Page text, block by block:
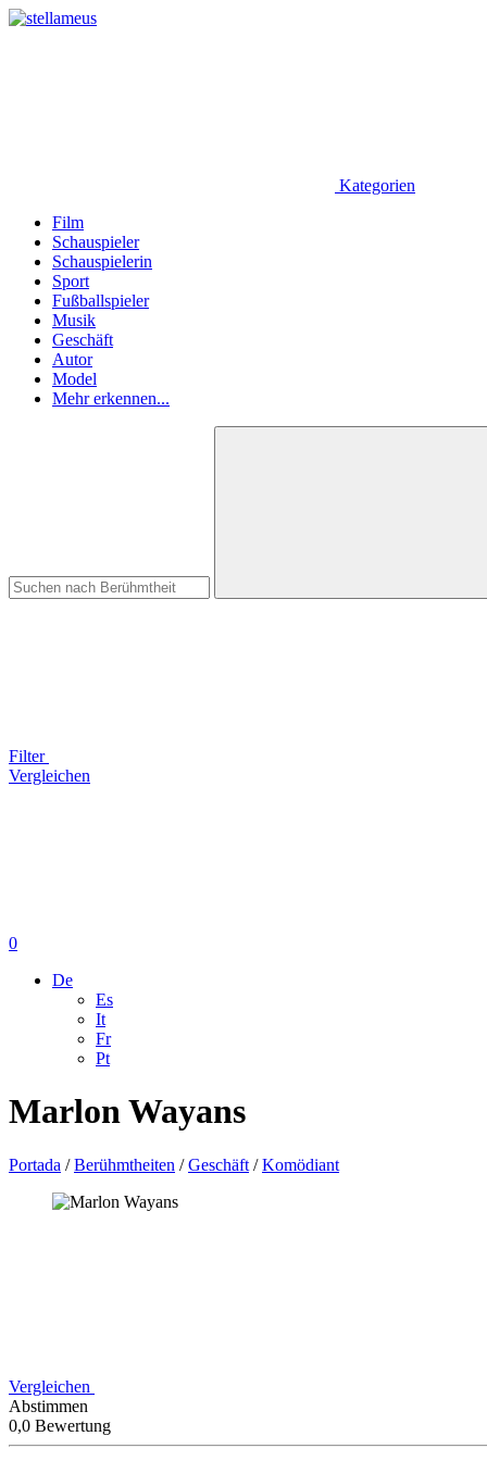
Kategorien
Film
Schauspieler
Schauspielerin
Sport
Fußballspieler
Musik
Geschäft
Autor
Model
Mehr erkennen...
Filter
Vergleichen
0
De
Es
It
Fr
Pt
Marlon Wayans
Portada /Berühmtheiten /Geschäft /Komödiant
Vergleichen
Abstimmen
0,0 Bewertung